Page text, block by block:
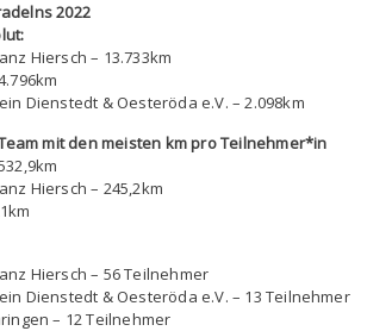
2022
Hiersch – 13.733km
Dienstedt & Oesteröda e.V. – 2.098km
Team mit den meisten km pro Teilnehmer*in
Hiersch – 245,2km
Hiersch – 56 Teilnehmer
Dienstedt & Oesteröda e.V. – 13 Teilnehmer
– 12 Teilnehmer